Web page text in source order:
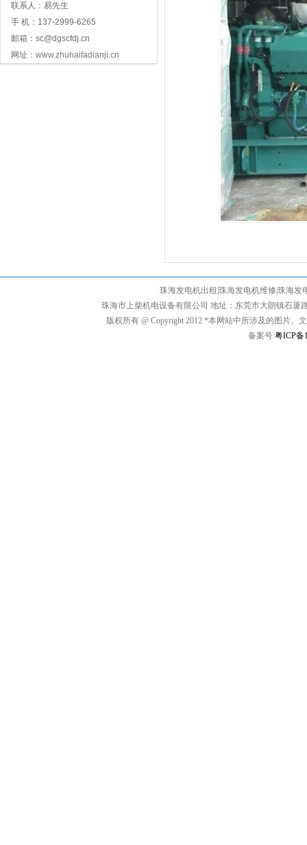
联系人：易先生
手 机：137-2999-6265
邮箱： sc@dgscfdj.cn
网址： www.zhuhaifadianji.cn
珠海发电机出租|珠海发电机维修|珠海发
珠海市上柴机电设备有限公司 地址：东莞市大朗镇石厦
版权所有 @ Copyright 2012 *本网站中所涉及的图片
备案号:粤ICP备